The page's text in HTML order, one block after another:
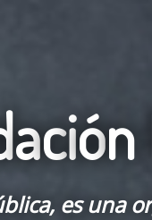
ación
es una